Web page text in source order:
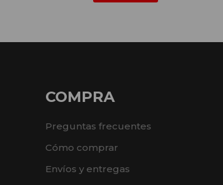
COMPRA
Preguntas frecuentes
Cómo comprar
Envíos y entregas